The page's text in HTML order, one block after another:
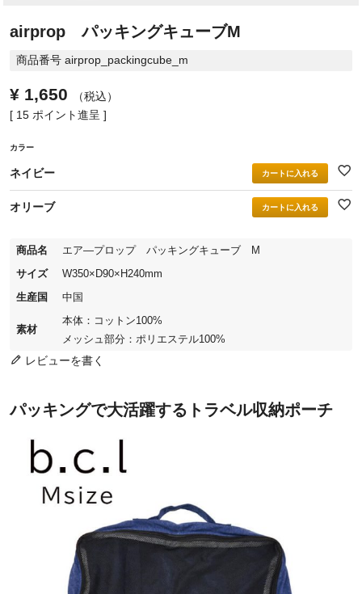
airprop パッキングキューブM
商品番号 airprop_packingcube_m
¥ 1,650
税込
[ 15 ポイント進呈 ]
カラー
ネイビー カートに入れる
オリーブ カートに入れる
商品名
エア―プロップ パッキングキューブ M
サイズ
W350×D90×H240mm
生産国
中国
素材
本体：コットン100%
メッシュ部分：ポリエステル100%
レビューを書く
パッキングで大活躍するトラベル収納ポーチ